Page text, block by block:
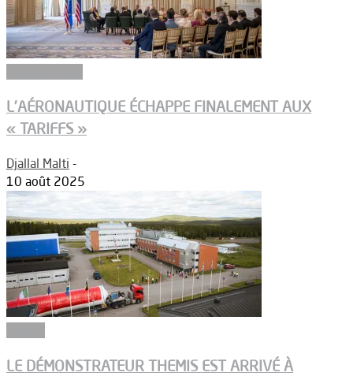
L’AÉRONAUTIQUE ÉCHAPPE FINALEMENT AUX
« TARIFFS »
Djallal Malti -
10 août 2025
LE DÉMONSTRATEUR THEMIS EST ARRIVÉ À